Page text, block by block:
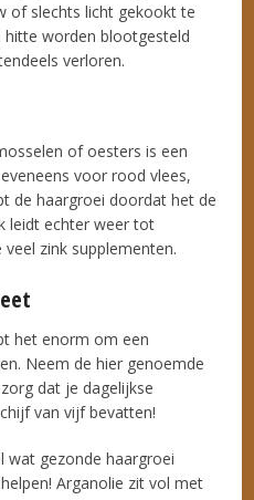
of slechts licht gekookt te
hitte worden blootgesteld
verloren.
of oesters is een
voor rood vlees,
de haargroei doordat het de
leidt echter weer tot
zink supplementen.
het enorm om een
Neem de hier genoemde
dat je dagelijkse
van vijf bevatten!
wat gezonde haargroei
Arganolie zit vol met